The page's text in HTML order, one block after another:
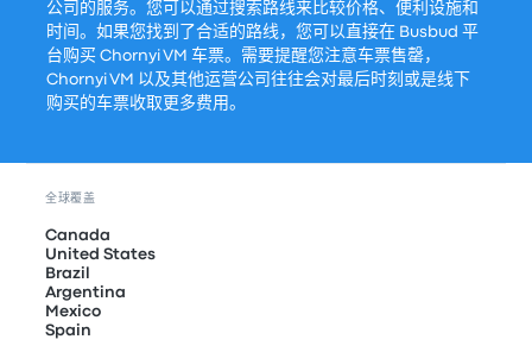
公司的服务。您可以通过搜索路线来比较价格、便利设施和
时间。如果您找到了合适的路线，您可以直接在 Busbud 平
台购买 Chornyi VM 车票。需要提醒您注意车票售罄，
Chornyi VM 以及其他运营公司往往会对最后时刻或是线下
购买的车票收取更多费用。
全球覆盖
Canada
United States
Brazil
Argentina
Mexico
Spain